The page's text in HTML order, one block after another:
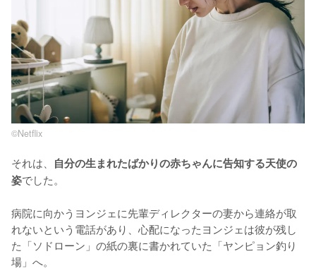
©︎Netflix
それは、 自分の生まれたばかりの赤ちゃんに告知する天使の
姿でした。
病院に向かうヨンジェに先輩ディレクターの妻から連絡が取
れないという電話があり、心配になったヨンジェは彼が残し
た「ソドローン」の紙の裏に書かれていた「ヤンピョン釣り
場」へ。